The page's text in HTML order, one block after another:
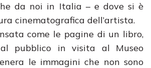
da noi in Italia – e dove si è
cinematografica dell’artista.
come le pagine di un libro,
pubblico in visita al Museo
le immagini che non sono